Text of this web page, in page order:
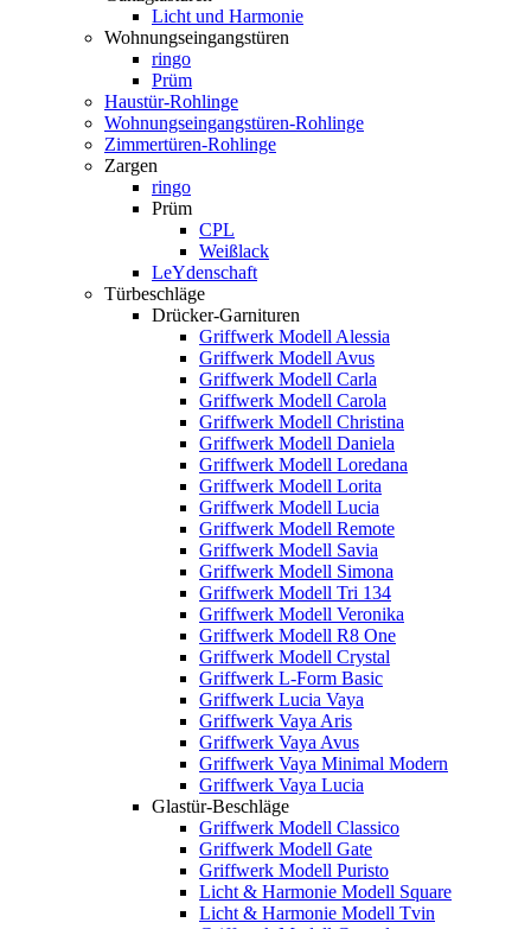
Licht und Harmonie
Wohnungseingangstüren
ringo
Prüm
Haustür-Rohlinge
Wohnungseingangstüren-Rohlinge
Zimmertüren-Rohlinge
Zargen
ringo
Prüm
CPL
Weißlack
LeYdenschaft
Türbeschläge
Drücker-Garnituren
Griffwerk Modell Alessia
Griffwerk Modell Avus
Griffwerk Modell Carla
Griffwerk Modell Carola
Griffwerk Modell Christina
Griffwerk Modell Daniela
Griffwerk Modell Loredana
Griffwerk Modell Lorita
Griffwerk Modell Lucia
Griffwerk Modell Remote
Griffwerk Modell Savia
Griffwerk Modell Simona
Griffwerk Modell Tri 134
Griffwerk Modell Veronika
Griffwerk Modell R8 One
Griffwerk Modell Crystal
Griffwerk L-Form Basic
Griffwerk Lucia Vaya
Griffwerk Vaya Aris
Griffwerk Vaya Avus
Griffwerk Vaya Minimal Modern
Griffwerk Vaya Lucia
Glastür-Beschläge
Griffwerk Modell Classico
Griffwerk Modell Gate
Griffwerk Modell Puristo
Licht & Harmonie Modell Square
Licht & Harmonie Modell Tvin